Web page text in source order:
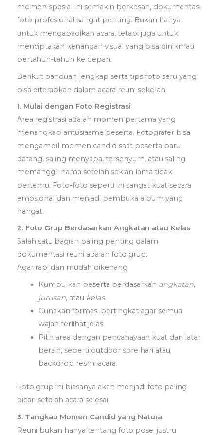
momen spesial ini semakin berkesan, dokumentasi
foto profesional sangat penting. Bukan hanya
untuk mengabadikan acara, tetapi juga untuk
menciptakan kenangan visual yang bisa dinikmati
bertahun-tahun ke depan.
Berikut panduan lengkap serta tips foto seru yang
bisa diterapkan dalam acara reuni sekolah.
1. Mulai dengan Foto Registrasi
Area registrasi adalah momen pertama yang
menangkap antusiasme peserta. Fotografer bisa
mengambil momen candid saat peserta baru
datang, saling menyapa, tersenyum, atau saling
memanggil nama setelah sekian lama tidak
bertemu. Foto-foto seperti ini sangat kuat secara
emosional dan menjadi pembuka album yang
hangat.
2. Foto Grup Berdasarkan Angkatan atau Kelas
Salah satu bagian paling penting dalam
dokumentasi reuni adalah foto grup.
Agar rapi dan mudah dikenang:
Kumpulkan peserta berdasarkan angkatan,
jurusan, atau kelas.
Gunakan formasi bertingkat agar semua
wajah terlihat jelas.
Pilih area dengan pencahayaan kuat dan latar
bersih, seperti outdoor sore hari atau
backdrop resmi acara.
Foto grup ini biasanya akan menjadi foto paling
dicari setelah acara selesai.
3. Tangkap Momen Candid yang Natural
Reuni bukan hanya tentang foto pose; justru